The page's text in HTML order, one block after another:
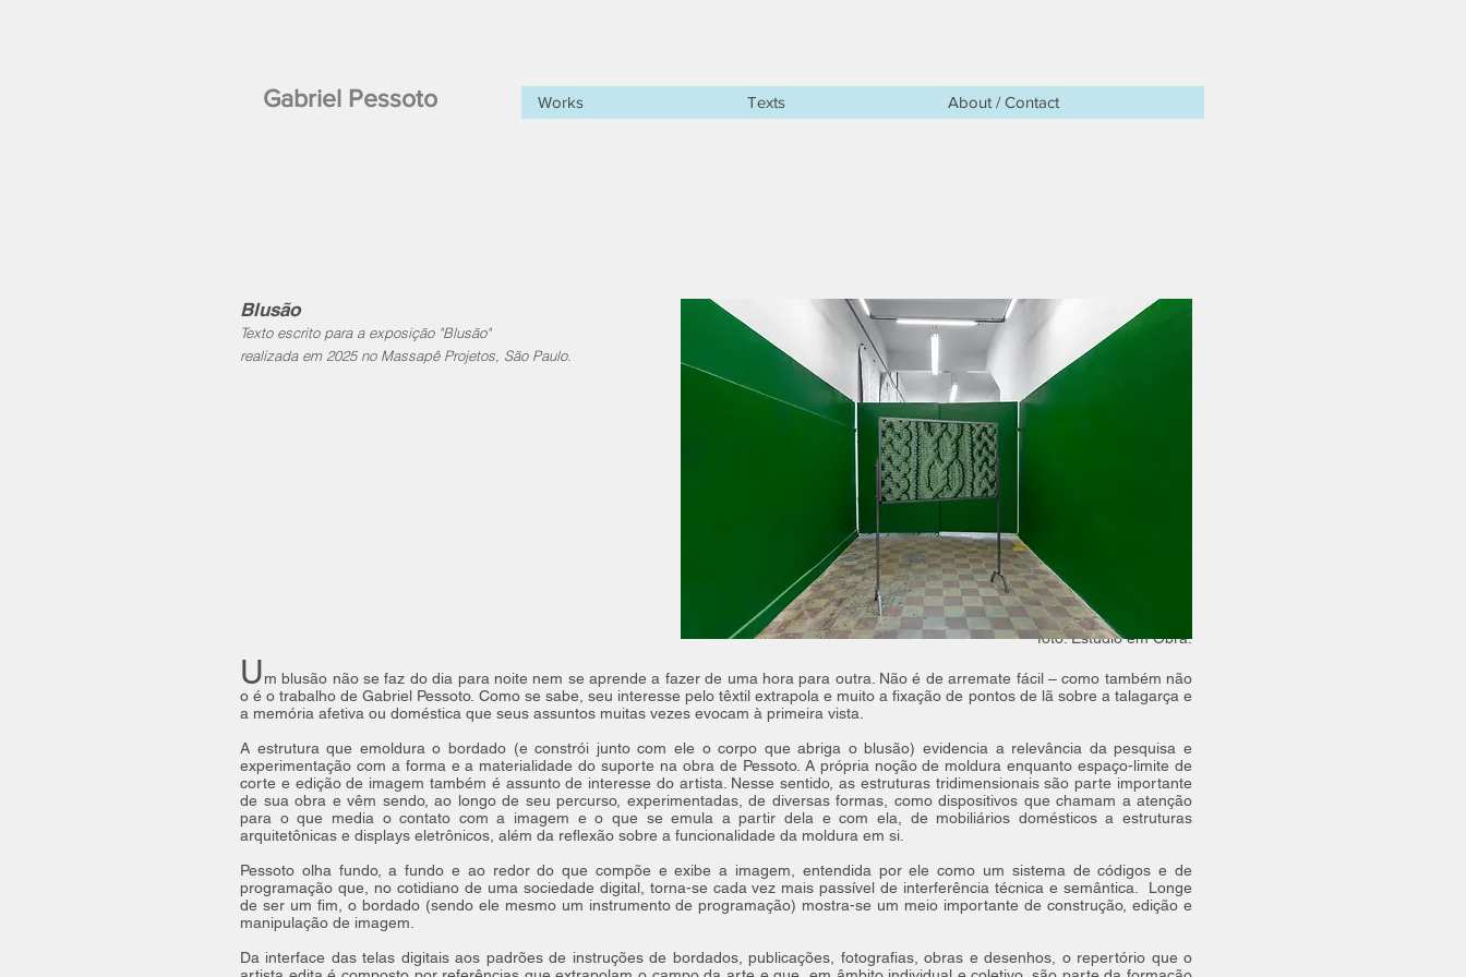
Gabriel Pessoto Works Texts About / Contact
Blusão
Texto escrito para a exposição "Blusão"
realizada em 2025 no Massapê Projetos, São Paulo.
foto: Estúdio em Obra.​
Um blusão não se faz do dia para noite nem se aprende a fazer de uma hora para outra. Não é de arremate fácil – como também não
o é o trabalho de Gabriel Pessoto. Como se sabe, seu interesse pelo têxtil extrapola e muito a fixação de pontos de lã sobre a talagarça e
a memória afetiva ou doméstica que seus assuntos muitas vezes evocam à primeira vista.
A estrutura que emoldura o bordado (e constrói junto com ele o corpo que abriga o blusão) evidencia a relevância da pesquisa e
experimentação com a forma e a materialidade do suporte na obra de Pessoto. A própria noção de moldura enquanto espaço-limite de
corte e edição de imagem também é assunto de interesse do artista. Nesse sentido, as estruturas tridimensionais são parte importante
de sua obra e vêm sendo, ao longo de seu percurso, experimentadas, de diversas formas, como dispositivos que chamam a atenção
para o que media o contato com a imagem e o que se emula a partir dela e com ela, de mobiliários domésticos a estruturas
arquitetônicas e displays eletrônicos, além da reflexão sobre a funcionalidade da moldura em si.
Pessoto olha fundo, a fundo e ao redor do que compõe e exibe a imagem, entendida por ele como um sistema de códigos e de
programação que, no cotidiano de uma sociedade digital, torna-se cada vez mais passível de interferência técnica e semântica. Longe
de ser um fim, o bordado (sendo ele mesmo um instrumento de programação) mostra-se um meio importante de construção, edição e
manipulação de imagem.
Da interface das telas digitais aos padrões de instruções de bordados, publicações, fotografias, obras e desenhos, o repertório que o